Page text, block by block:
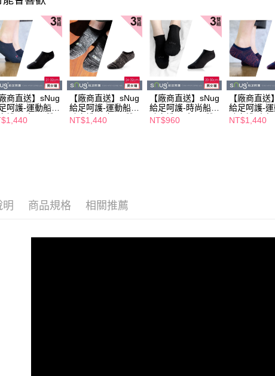
「AFTEE先
任。
４．使用「
即時審查核
結果請求用
５．嚴禁一
形，恩沛科
動。
商直送】sNug
呵護-運動船型
襪-黑色-三雙
尺寸任選)
【廠商直送】sNug
給足呵護-運動船型
除臭襪-黑灰-三雙
入(多尺寸任選)
NT$1,440
【廠商直送】sNug
給足呵護-時尚船型
除臭襪-黑色-三雙
入(多尺寸任選)
NT$960
【廠商直送
給足呵護-
除臭襪-棗紅
入(多尺寸任
NT$1,440
明 商品規格 相關推薦